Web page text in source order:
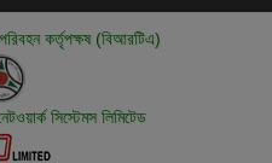
কর্তৃপক্ষ (বিআরটিএ)
সিস্টেমস লিমিটেড